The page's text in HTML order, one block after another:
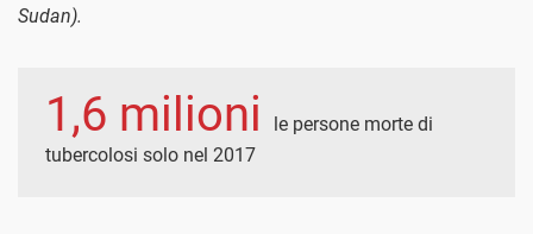
Sudan).
1,6 milioni
le persone morte di
tubercolosi solo nel 2017